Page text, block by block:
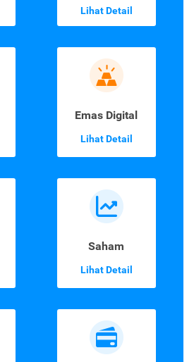
Lihat Detail
Emas Digital
Lihat Detail
Saham
Lihat Detail